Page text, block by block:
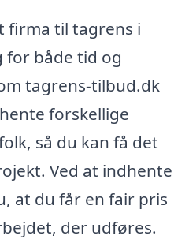
firma til tagrens i
for både tid og
tagrens-tilbud.dk
forskellige
så du kan få det
Ved at indhente
at du får en fair pris
der udføres.